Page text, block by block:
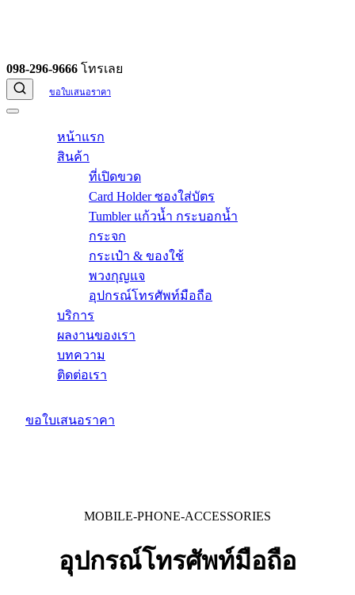
098-296-9666 โทรเลย
ขอใบเสนอราคา
หน้าแรก
สินค้า
ที่เปิดขวด
Card Holder ซองใส่บัตร
Tumbler แก้วน้ำ กระบอกน้ำ
กระจก
กระเป๋า & ของใช้
พวงกุญแจ
อุปกรณ์โทรศัพท์มือถือ
บริการ
ผลงานของเรา
บทความ
ติดต่อเรา
ขอใบเสนอราคา
MOBILE-PHONE-ACCESSORIES
อุปกรณ์โทรศัพท์มือถือ